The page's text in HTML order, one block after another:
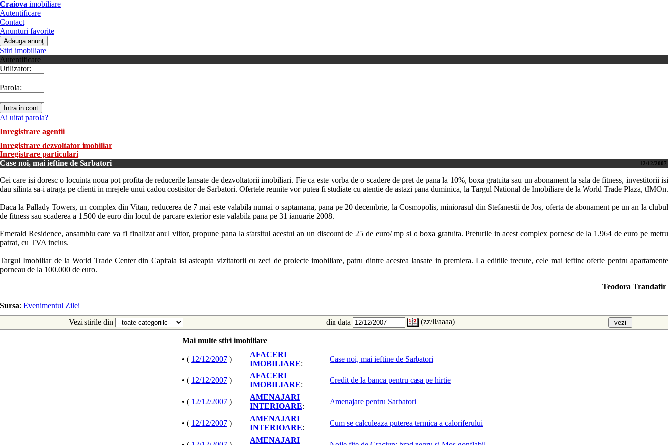
Craiova imobiliare
Autentificare
Contact
Anunturi favorite
Stiri imobiliare
Autentificare
Utilizator:
Parola:
Ai uitat parola?
Inregistrare agentii
Inregistrare dezvoltator imobiliar
Inregistrare particulari
Case noi, mai ieftine de Sarbatori
12/12/2007
Cei care isi doresc o locuinta noua pot profita de reducerile lansate de dezvoltatorii imobiliari. Fie ca este vorba de o scadere de pret de pana la 10%, boxa gratuita sau un abonament la sala de fitness, investitorii isi
dau silinta sa-i atraga pe clienti in mrejele unui cadou costisitor de Sarbatori. Ofertele reunite vor putea fi studiate cu atentie de astazi pana duminica, la Targul National de Imobiliare de la World Trade Plaza, tIMOn.
Daca la Pallady Towers, un complex din Vitan, reducerea de 7 mai este valabila numai o saptamana, pana pe 20 decembrie, la Cosmopolis, miniorasul din Stefanestii de Jos, oferta de abonament pe un an la clubul
de fitness sau scaderea a 1.500 de euro din locul de parcare exterior este valabila pana pe 31 ianuarie 2008.
Emerald Residence, ansamblu care va fi finalizat anul viitor, propune pana la sfarsitul acestui an un discount de 25 de euro/ mp si o boxa gratuita. Preturile in acest complex pornesc de la 1.964 de euro pe metru
patrat, cu TVA inclus.
Targul Imobiliar de la World Trade Center din Capitala isi asteapta vizitatorii cu zeci de proiecte imobiliare, patru dintre acestea lansate in premiera. La editiile trecute, cele mai ieftine oferte pentru apartamente
porneau de la 100.000 de euro.
Teodora Trandafir
Sursa: Evenimentul Zilei
Vezi stirile din
din data (zz/ll/aaaa)
Mai multe stiri imobiliare
• ( 12/12/2007 )
AFACERI
IMOBILIARE:
Case noi, mai ieftine de Sarbatori
• ( 12/12/2007 )
AFACERI
IMOBILIARE:
Credit de la banca pentru casa pe hirtie
• ( 12/12/2007 )
AMENAJARI
INTERIOARE:
Amenajare pentru Sarbatori
• ( 12/12/2007 )
AMENAJARI
INTERIOARE:
Cum se calculeaza puterea termica a caloriferului
AMENAJARI